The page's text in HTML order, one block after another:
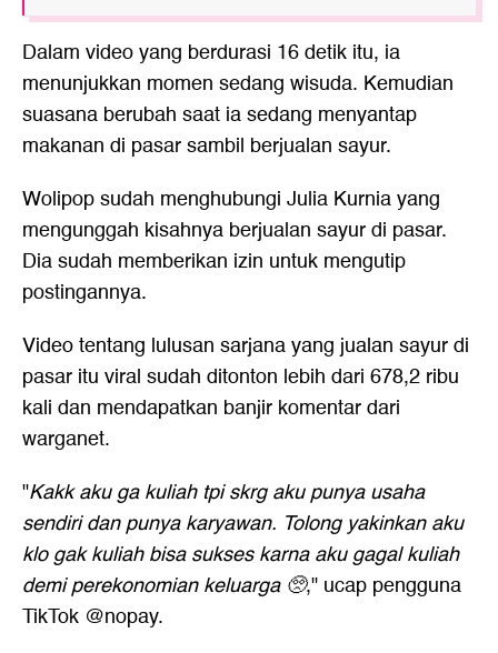
Dalam video yang berdurasi 16 detik itu, ia
menunjukkan momen sedang wisuda. Kemudian
suasana berubah saat ia sedang menyantap
makanan di pasar sambil berjualan sayur.
Wolipop sudah menghubungi Julia Kurnia yang
mengunggah kisahnya berjualan sayur di pasar.
Dia sudah memberikan izin untuk mengutip
postingannya.
Video tentang lulusan sarjana yang jualan sayur di
pasar itu viral sudah ditonton lebih dari 678,2 ribu
kali dan mendapatkan banjir komentar dari
warganet.
"Kakk aku ga kuliah tpi skrg aku punya usaha
sendiri dan punya karyawan. Tolong yakinkan aku
klo gak kuliah bisa sukses karna aku gagal kuliah
demi perekonomian keluarga 🥺," ucap pengguna
TikTok @nopay.